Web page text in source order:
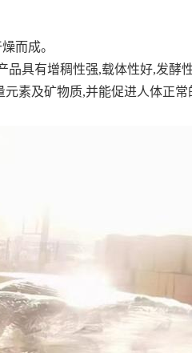
而成。
具有增稠性强,载体性好,发酵
素及矿物质,并能促进人体正